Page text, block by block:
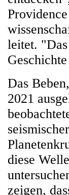
leitet.
Das
2021
diese
zeigen,